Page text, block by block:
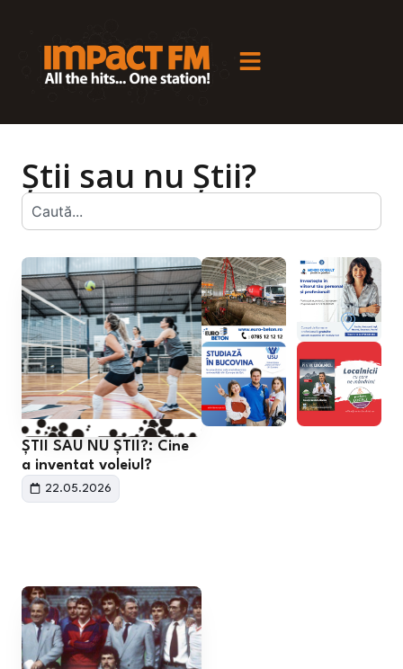
Știi sau nu Știi?
ȘTII SAU NU ȘTII?: Cine
a inventat voleiul?
22.05.2026